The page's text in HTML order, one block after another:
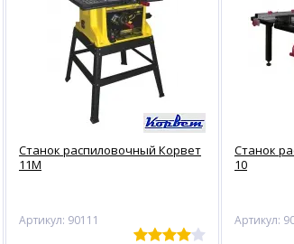
Станок распиловочный Корвет
11М
Артикул: 90111
Станок
10
Артикул: